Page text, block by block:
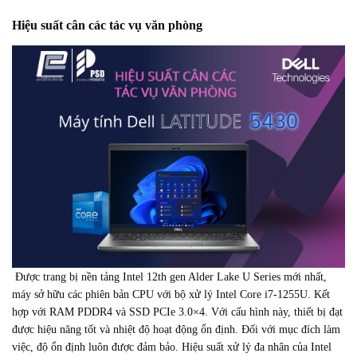
Hiệu suất cân các tác vụ văn phòng
Được trang bị nền tảng Intel 12th gen Alder Lake U Series mới nhất,
máy sở hữu các phiên bản CPU với bộ xử lý Intel Core i7-1255U. Kết
hợp với RAM PDDR4 và SSD PCIe 3.0×4. Với cấu hình này, thiết bị đạt
được hiệu năng tốt và nhiệt độ hoạt động ổn định. Đối với mục đích làm
việc, độ ổn định luôn được đảm bảo. Hiệu suất xử lý đa nhân của Intel